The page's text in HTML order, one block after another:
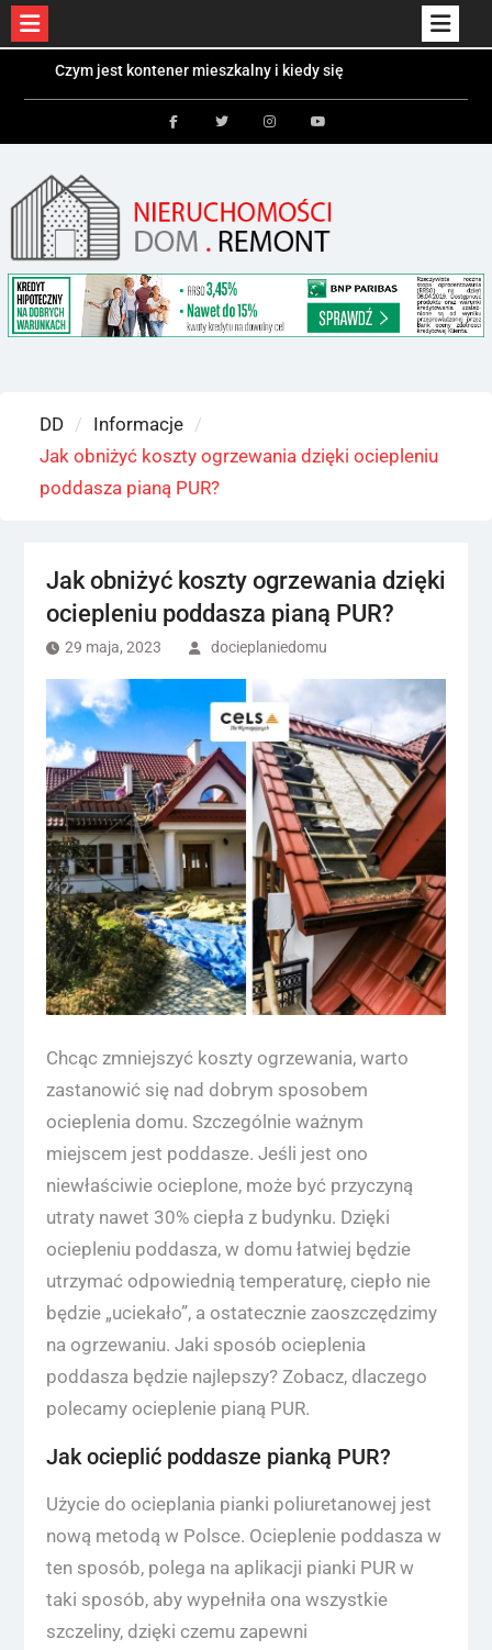
Czym jest kontener mieszkalny i kiedy się
sprawdzi?
Kolektory słoneczne a fotowoltaika – różnice i
zastosowania
Bezpieczeństwo dzieci i zwierząt w ogrodzie –
jakie ogrodzenie wybrać?
DD
Informacje
Jak obniżyć koszty ogrzewania dzięki ociepleniu
poddasza pianą PUR?
Jak obniżyć koszty ogrzewania dzięki
ociepleniu poddasza pianą PUR?
29 maja, 2023 docieplaniedomu
Chcąc zmniejszyć koszty ogrzewania, warto
zastanowić się nad dobrym sposobem
ocieplenia domu. Szczególnie ważnym
miejscem jest poddasze. Jeśli jest ono
niewłaściwie ocieplone, może być przyczyną
utraty nawet 30% ciepła z budynku. Dzięki
ociepleniu poddasza, w domu łatwiej będzie
utrzymać odpowiednią temperaturę, ciepło nie
będzie „uciekało”, a ostatecznie zaoszczędzimy
na ogrzewaniu. Jaki sposób ocieplenia
poddasza będzie najlepszy? Zobacz, dlaczego
polecamy ocieplenie pianą PUR.
Jak ocieplić poddasze pianką PUR?
Użycie do ocieplania pianki poliuretanowej jest
nową metodą w Polsce. Ocieplenie poddasza w
ten sposób, polega na aplikacji pianki PUR w
taki sposób, aby wypełniła ona wszystkie
szczeliny, dzięki czemu zapewni